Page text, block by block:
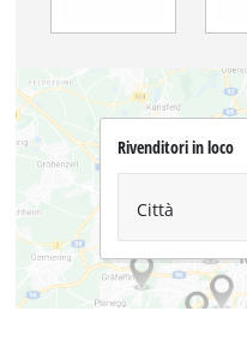
Rivenditori in loco
Città